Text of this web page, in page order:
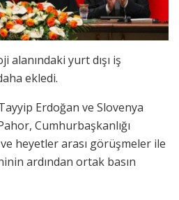
yurt dışı iş
ekledi.
Erdoğan ve Slovenya
Cumhurbaşkanlığı
heyetler arası görüşmeler ile
ardından ortak basın